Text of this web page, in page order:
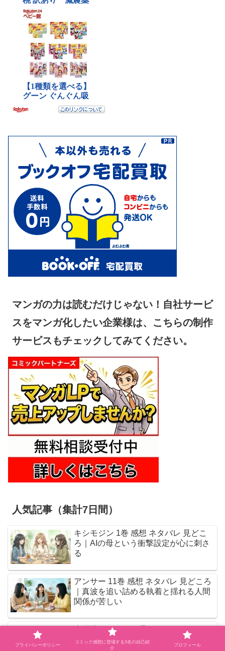
マンガの力は読むだけじゃない！自社サービ
スをマンガ化したい企業様は、こちらの制作
サービスもチェックしてみてください。
人気記事（集計7日間）
キシモジン 1巻 感想 ネタバレ 見どこ
ろ｜AIの母という衝撃設定が心に刺さ
る
アンサー 11巻 感想 ネタバレ 見どころ
｜真波を追い詰める執着と揺れる人間
関係が苦しい
木更津くんの××が見たい（12）ついに
最終章！恋も仕事も全力な旭たち
プライバシーポリシー
コミック感想に登場する3名の自己紹
介
プロフィール